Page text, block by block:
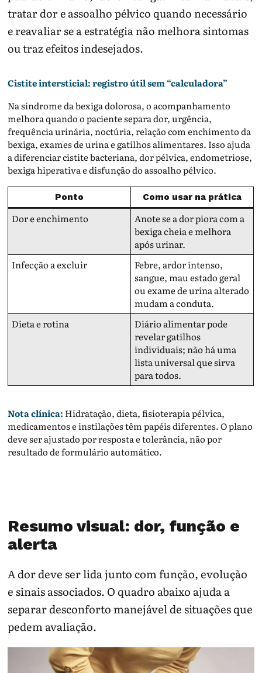
tratar dor e assoalho pélvico quando necessário
e reavaliar se a estratégia não melhora sintomas
ou traz efeitos indesejados.
Cistite intersticial: registro útil sem “calculadora”
Na síndrome da bexiga dolorosa, o acompanhamento
melhora quando o paciente separa dor, urgência,
frequência urinária, noctúria, relação com enchimento da
bexiga, exames de urina e gatilhos alimentares. Isso ajuda
a diferenciar cistite bacteriana, dor pélvica, endometriose,
bexiga hiperativa e disfunção do assoalho pélvico.
Ponto Como usar na prática
Dor e enchimento
Anote se a dor piora com a
bexiga cheia e melhora
após urinar.
Infecção a excluir
Febre, ardor intenso,
sangue, mau estado geral
ou exame de urina alterado
mudam a conduta.
Dieta e rotina
Diário alimentar pode
revelar gatilhos
individuais; não há uma
lista universal que sirva
para todos.
Nota clínica: Hidratação, dieta, fisioterapia pélvica,
medicamentos e instilações têm papéis diferentes. O plano
deve ser ajustado por resposta e tolerância, não por
resultado de formulário automático.
Resumo visual: dor, função e
alerta
A dor deve ser lida junto com função, evolução
e sinais associados. O quadro abaixo ajuda a
separar desconforto manejável de situações que
pedem avaliação.